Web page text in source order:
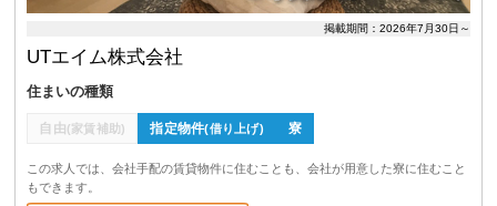
掲載期間：2026年7月30日～
UTエイム株式会社
住まいの種類
自由(家賃補助) 指定物件(借り上げ) 寮
この求人では、会社手配の賃貸物件に住むことも、会社が用意した寮に住むこと
もできます。